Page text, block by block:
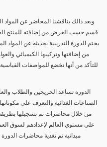
وبعد ذالك يناقشنا المحاضر عن المواد
قسم حسب الغرض من إضافته للمنتج
يختم الدورة التدريبية بحديثه عن
من إضافتها وتركيبها الكيميائي
للتأكد من أنها تخضع للمواصفات
الدورة تساعد الخريجين والطلاب
الصناعات الغذائية والتعرف علي
علي مستوي العالم لإعدادهم لسوق
ميدانية تم تغذية محاضرات